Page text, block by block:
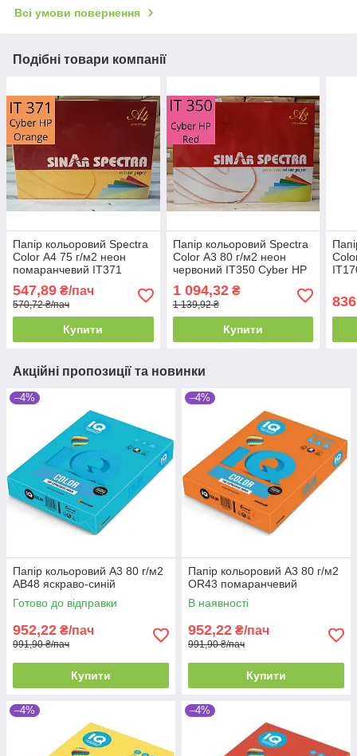
Всі умови повернення
Подібні товари компанії
Папір кольоровий Spectra
Color А4 75 г/м2 неон
помаранчевий IT371
547,89 ₴/пач
570,72 ₴/пач
Купити
Папір кольоровий Spectra
Color А3 80 г/м2 неон
червоний IT350 Cyber HP
1 094,32₴
1 139,92 ₴
Купити
Акційні пропозиції та новинки
–4%
Папір кольоровий А3 80 г/м2
AB48 яскраво-синій
Готово до відправки
952,22 ₴/пач
991,90 ₴/пач
Купити
–4%
Папір кольоровий А3 80 г/м2
OR43 помаранчевий
В наявності
952,22 ₴/пач
991,90 ₴/пач
Купити
–4% –4%